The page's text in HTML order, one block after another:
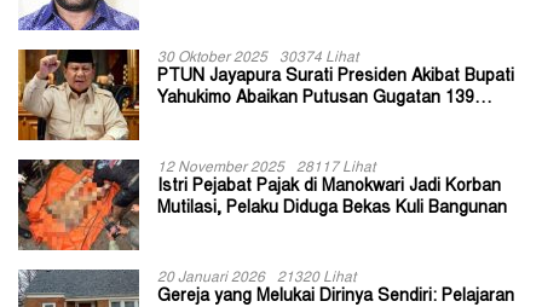
30 Oktober 2025 30374 Lihat
PTUN Jayapura Surati Presiden Akibat Bupati
Yahukimo Abaikan Putusan Gugatan 139
12 November 2025 28117 Lihat
Istri Pejabat Pajak di Manokwari Jadi Korban
Mutilasi, Pelaku Diduga Bekas Kuli Bangunan
20 Januari 2026 21320 Lihat
Gereja yang Melukai Dirinya Sendiri: Pelajaran